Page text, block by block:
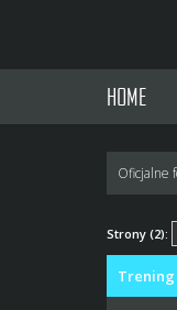
HOME
Oficjalne
Strony (2):
głosów - średnia: 0
Trening